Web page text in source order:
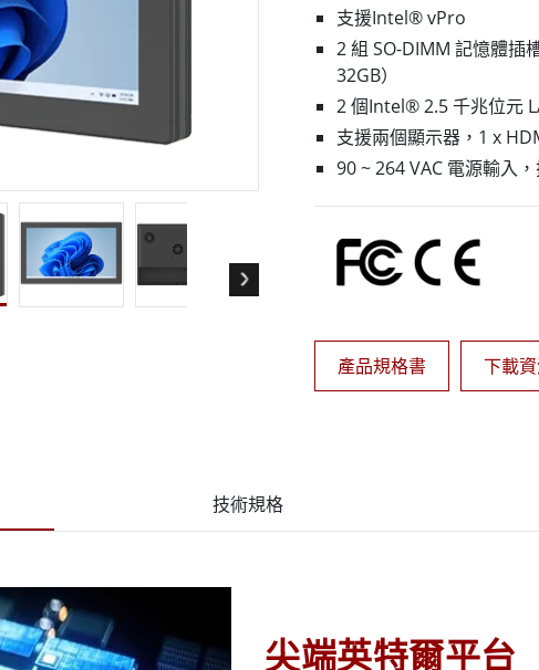
天然氣, ATEX等級
強固型平板電腦
級強固型手持行動電腦
工業電腦
人工智慧電腦
邊緣運算人工智慧移動電腦
邊緣運算人工智慧工業電腦
邊緣運算人工智慧嵌入式電腦
支援Intel® vPro
2 組 SO-DIMM 記憶體插
32GB）
2 個Intel® 2.5 千兆位元
支援兩個顯示器，1 x
90 ~ 264 VAC 電源輸入
產品規格書 下載
技術規格
尖端英特爾平台